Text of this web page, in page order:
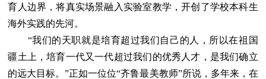
育人边界，将真实场景融入实验室教学，开创了学校本科生
海外实践的先河。
“我们的天职就是培育超过我们自己的人，所以在祖国
疆土上，培育一代又一代超过我们的优秀人才，是我们确立
的远大目标。”正如一位位“齐鲁最美教师”所说，多年来，在